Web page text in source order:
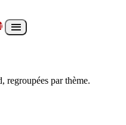

regroupées par thème.